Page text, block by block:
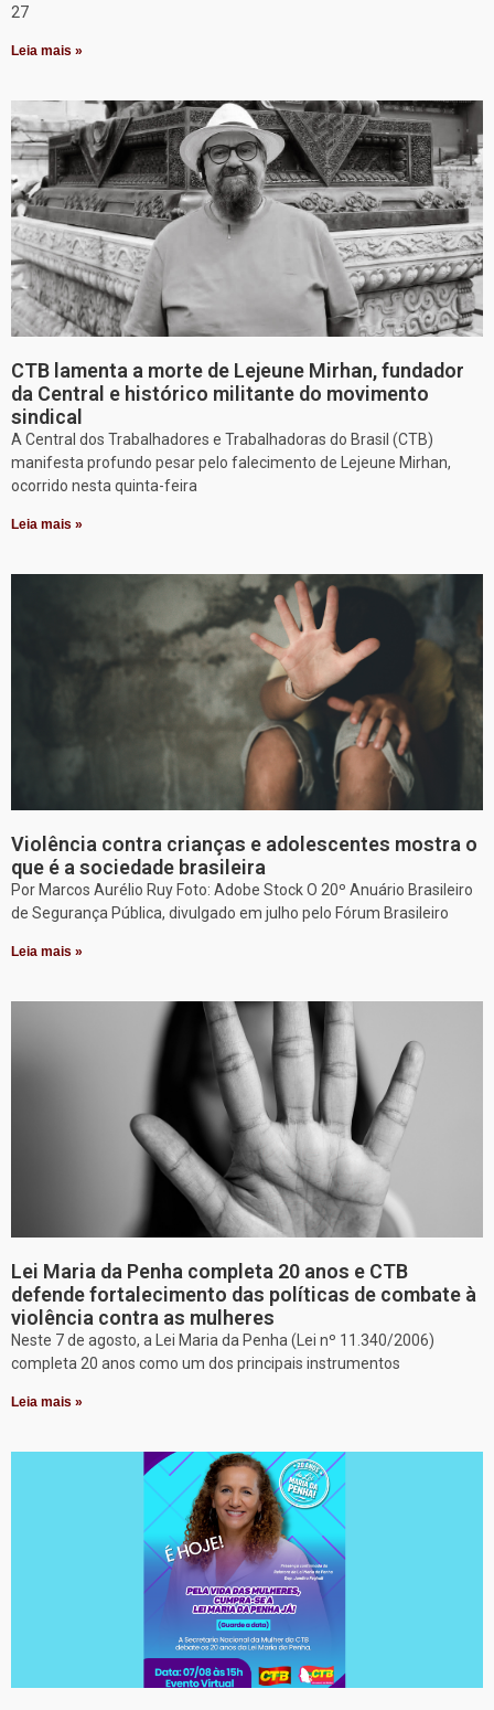
27
Leia mais »
CTB lamenta a morte de Lejeune Mirhan, fundador
da Central e histórico militante do movimento
sindical
A Central dos Trabalhadores e Trabalhadoras do Brasil (CTB)
manifesta profundo pesar pelo falecimento de Lejeune Mirhan,
ocorrido nesta quinta-feira
Leia mais »
Violência contra crianças e adolescentes mostra o
que é a sociedade brasileira
Por Marcos Aurélio Ruy Foto: Adobe Stock O 20º Anuário Brasileiro
de Segurança Pública, divulgado em julho pelo Fórum Brasileiro
Leia mais »
Lei Maria da Penha completa 20 anos e CTB
defende fortalecimento das políticas de combate à
violência contra as mulheres
Neste 7 de agosto, a Lei Maria da Penha (Lei nº 11.340/2006)
completa 20 anos como um dos principais instrumentos
Leia mais »